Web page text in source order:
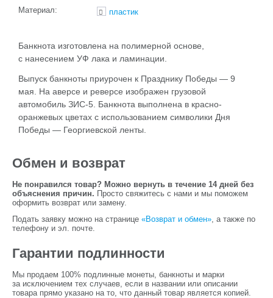
Материал: пластик
Банкнота изготовлена на полимерной основе,
с нанесением УФ лака и ламинации.
Выпуск банкноты приурочен к Празднику Победы — 9
мая. На аверсе и реверсе изображен грузовой
автомобиль ЗИС-5. Банкнота выполнена в красно-
оранжевых цветах с использованием символики Дня
Победы — Георгиевской ленты.
Обмен и возврат
Не понравился товар? Можно вернуть в течение 14 дней без
объяснения причин. Просто свяжитесь с нами и мы поможем
оформить возврат или замену.
Подать заявку можно на странице «Возврат и обмен», а также по
телефону и эл. почте.
Гарантии подлинности
Мы продаем 100% подлинные монеты, банкноты и марки
за исключением тех случаев, если в названии или описании
товара прямо указано на то, что данный товар является копией.